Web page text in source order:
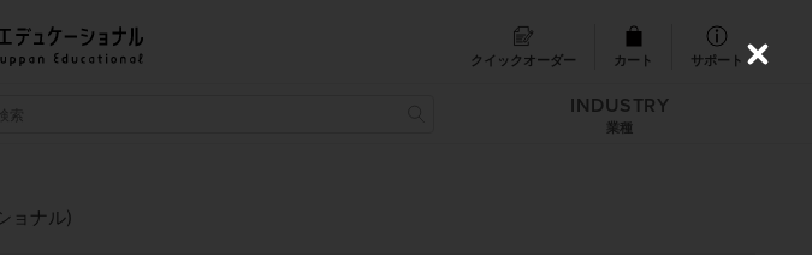
クイックオーダー カート サポート
INDUSTRY
業種
ョナル)
C